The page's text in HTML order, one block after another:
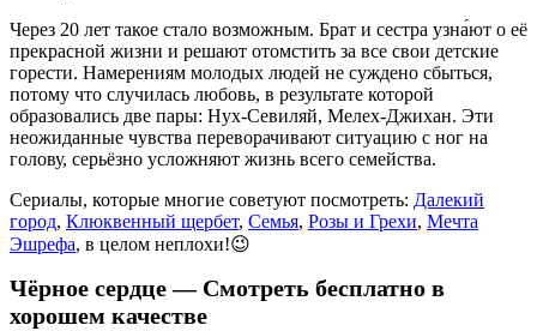
Через 20 лет такое стало возможным. Брат и сестра узна́ют о её
прекрасной жизни и решают отомстить за все свои детские
горести. Намерениям молодых людей не суждено сбыться,
потому что случилась любовь, в результате которой
образовались две пары: Нух-Севиляй, Мелех-Джихан. Эти
неожиданные чувства переворачивают ситуацию с ног на
голову, серьёзно усложняют жизнь всего семейства.
Сериалы, которые многие советуют посмотреть: Далекий
город, Клюквенный щербет, Семья, Розы и Грехи, Мечта
Эшрефа, в целом неплохи!😉
Чёрное сердце — Смотреть бесплатно в
хорошем качестве